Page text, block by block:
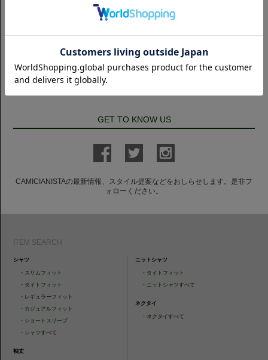
半袖 鹿の子ポロシャツ｜ネイビー
7,700円(税込)
GET TO KNOW US
CAMICIANISTAの最新情報、スタイル提案などをおしらせします。是非フ
ォローください。
ITEM SEARCH
シャツ
・ スリムフィット
・ タイトフィット
・ レギュラーフィット
・ カジュアルフィット
・ ショートスリーブ
・ シャツすべて
袖丈
ニットシャツ
・ タイトフィット
・ ニットシャツすべて
ネクタイ
・ ネクタイすべて